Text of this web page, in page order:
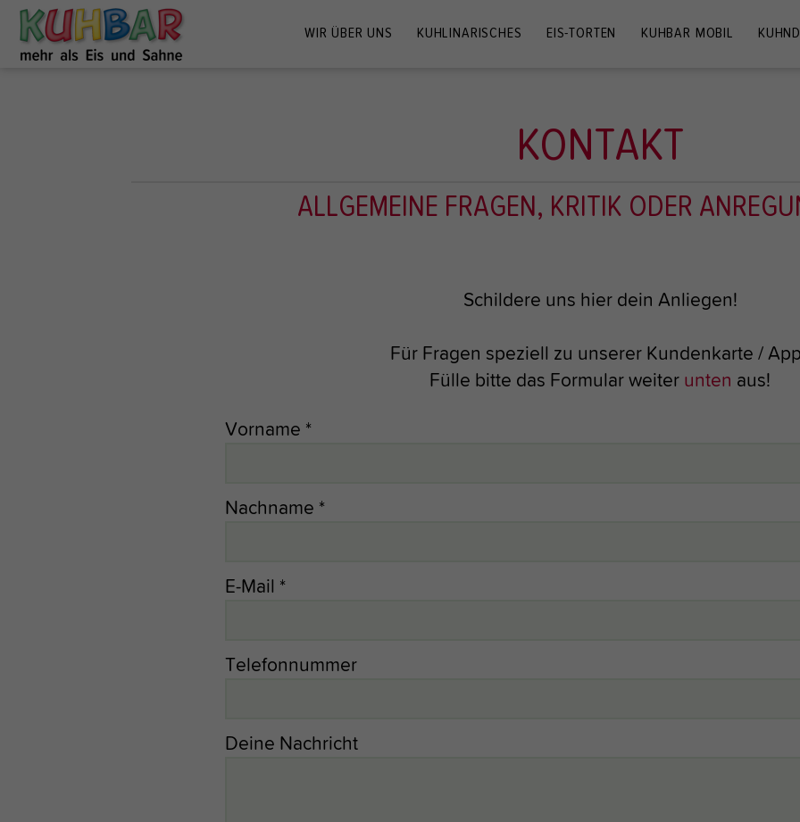
WIR ÜBER UNS KUHLINARISCHES EIS-TORTEN KUHBAR MOBIL
KONTAKT
ALLGEMEINE FRAGEN, KRITIK ODER
Schildere uns hier dein Anliegen!
Für Fragen speziell zu unserer Kundenkarte /
Fülle bitte das Formular weiter unten aus!
Vorname *
Nachname *
E-Mail *
Telefonnummer
Deine Nachricht